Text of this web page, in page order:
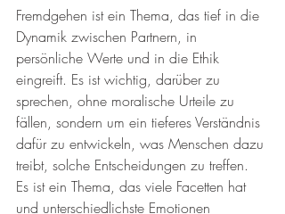
Fremdgehen ist ein Thema, das tief in die
Dynamik zwischen Partnern, in
persönliche Werte und in die Ethik
eingreift. Es ist wichtig, darüber zu
sprechen, ohne moralische Urteile zu
fällen, sondern um ein tieferes Verständnis
dafür zu entwickeln, was Menschen dazu
treibt, solche Entscheidungen zu treffen.
Es ist ein Thema, das viele Facetten hat
und unterschiedlichste Emotionen